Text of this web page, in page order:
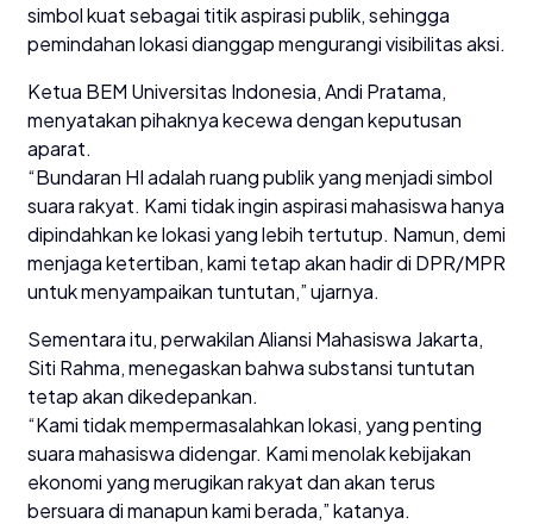
simbol kuat sebagai titik aspirasi publik, sehingga
pemindahan lokasi dianggap mengurangi visibilitas aksi.
Ketua BEM Universitas Indonesia, Andi Pratama,
menyatakan pihaknya kecewa dengan keputusan
aparat.
“Bundaran HI adalah ruang publik yang menjadi simbol
suara rakyat. Kami tidak ingin aspirasi mahasiswa hanya
dipindahkan ke lokasi yang lebih tertutup. Namun, demi
menjaga ketertiban, kami tetap akan hadir di DPR/MPR
untuk menyampaikan tuntutan,” ujarnya.
Sementara itu, perwakilan Aliansi Mahasiswa Jakarta,
Siti Rahma, menegaskan bahwa substansi tuntutan
tetap akan dikedepankan.
“Kami tidak mempermasalahkan lokasi, yang penting
suara mahasiswa didengar. Kami menolak kebijakan
ekonomi yang merugikan rakyat dan akan terus
bersuara di manapun kami berada,” katanya.